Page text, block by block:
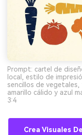
Prompt: cartel de
local, estilo de
sencillos de
amarillo cálido y azul
3:4
Crea Visuales